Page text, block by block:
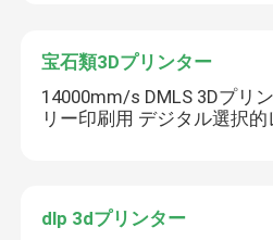
宝石類3Dプリンター
14000mm/s DMLS 3Dプリ
リー印刷用 デジタル選択
dlp 3dプリンター